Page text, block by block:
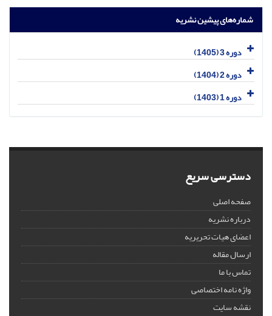
شماره‌های پیشین نشریه
دوره 3 (1405)
دوره 2 (1404)
دوره 1 (1403)
دسترسی سریع
صفحه اصلی
درباره نشریه
اعضای هیات تحریریه
ارسال مقاله
تماس با ما
واژه نامه اختصاصی
نقشه سایت